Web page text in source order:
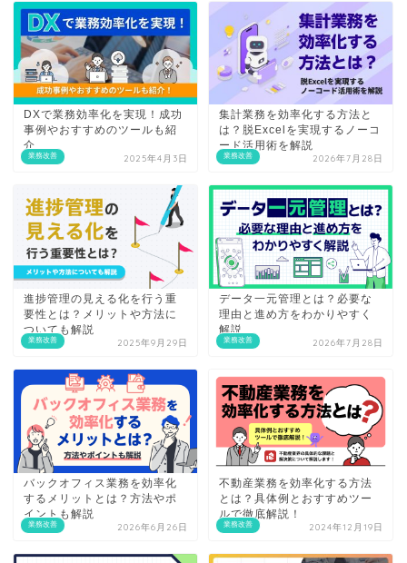
業務改善
DXで業務効率化を実現！成功
事例やおすすめのツールも紹
介
2025年4月3日 業務改善
集計業務を効率化する方法と
は？脱Excelを実現するノーコ
ード活用術を解説
2026年7月28日
業務改善
進捗管理の見える化を行う重
要性とは？メリットや方法に
ついても解説
2025年9月29日 業務改善
データ一元管理とは？必要な
理由と進め方をわかりやすく
解説
2026年7月28日
業務改善
バックオフィス業務を効率化
するメリットとは？方法やポ
イントも解説
2026年6月26日 業務改善
不動産業務を効率化する方法
とは？具体例とおすすめツー
ルで徹底解説！
2024年12月19日